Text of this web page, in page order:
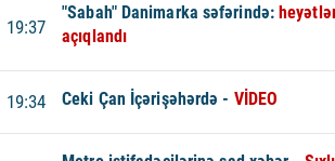
19:37
"Sabah" Danimarka səfərində:
açıqlandı
19:34 Ceki Çan İçərişəhərdə - VİDEO